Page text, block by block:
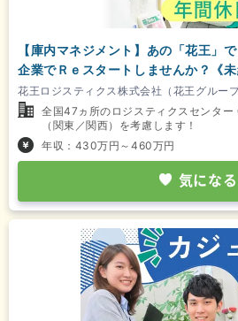
【庫内マネジメント】あの「花王」
企業でＲｅスタートしませんか？《未
花王ロジスティクス株式会社（花王グループ
全国47ヵ所のロジスティクスセンタ
（関東／関西）を考慮します！
年収：430万円～460万円
気になる